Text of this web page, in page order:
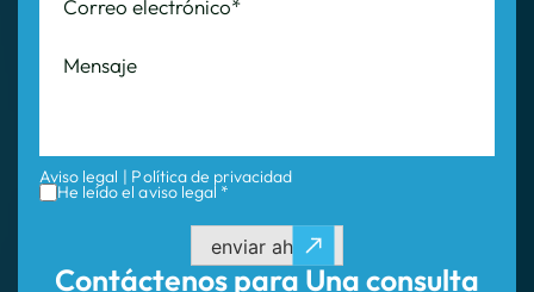
Contáctenos paraUna consulta
Estamos aquí para apoyarte y ayudarte a seguir
adelante con confianza. Compártanos los
Aviso legal|Política de privacidad
He leído el aviso legal *